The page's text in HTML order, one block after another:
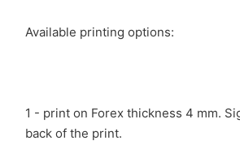
Available printing options:
1 - print on Forex thickness 4 mm.
back of the print.